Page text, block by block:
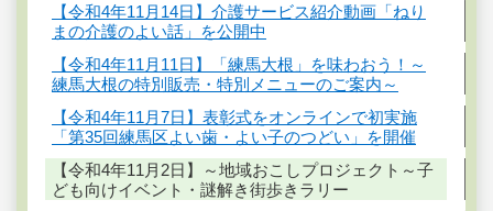
【令和4年11月14日】介護サービス紹介動画「ねり
まの介護のよい話」を公開中
【令和4年11月11日】「練馬大根」を味わおう！～
練馬大根の特別販売・特別メニューのご案内～
【令和4年11月7日】表彰式をオンラインで初実施
「第35回練馬区よい歯・よい子のつどい」を開催
【令和4年11月2日】～地域おこしプロジェクト～子
ども向けイベント・謎解き街歩きラリー